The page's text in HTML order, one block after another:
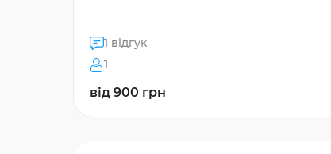
1 відгук
1
від 900 грн